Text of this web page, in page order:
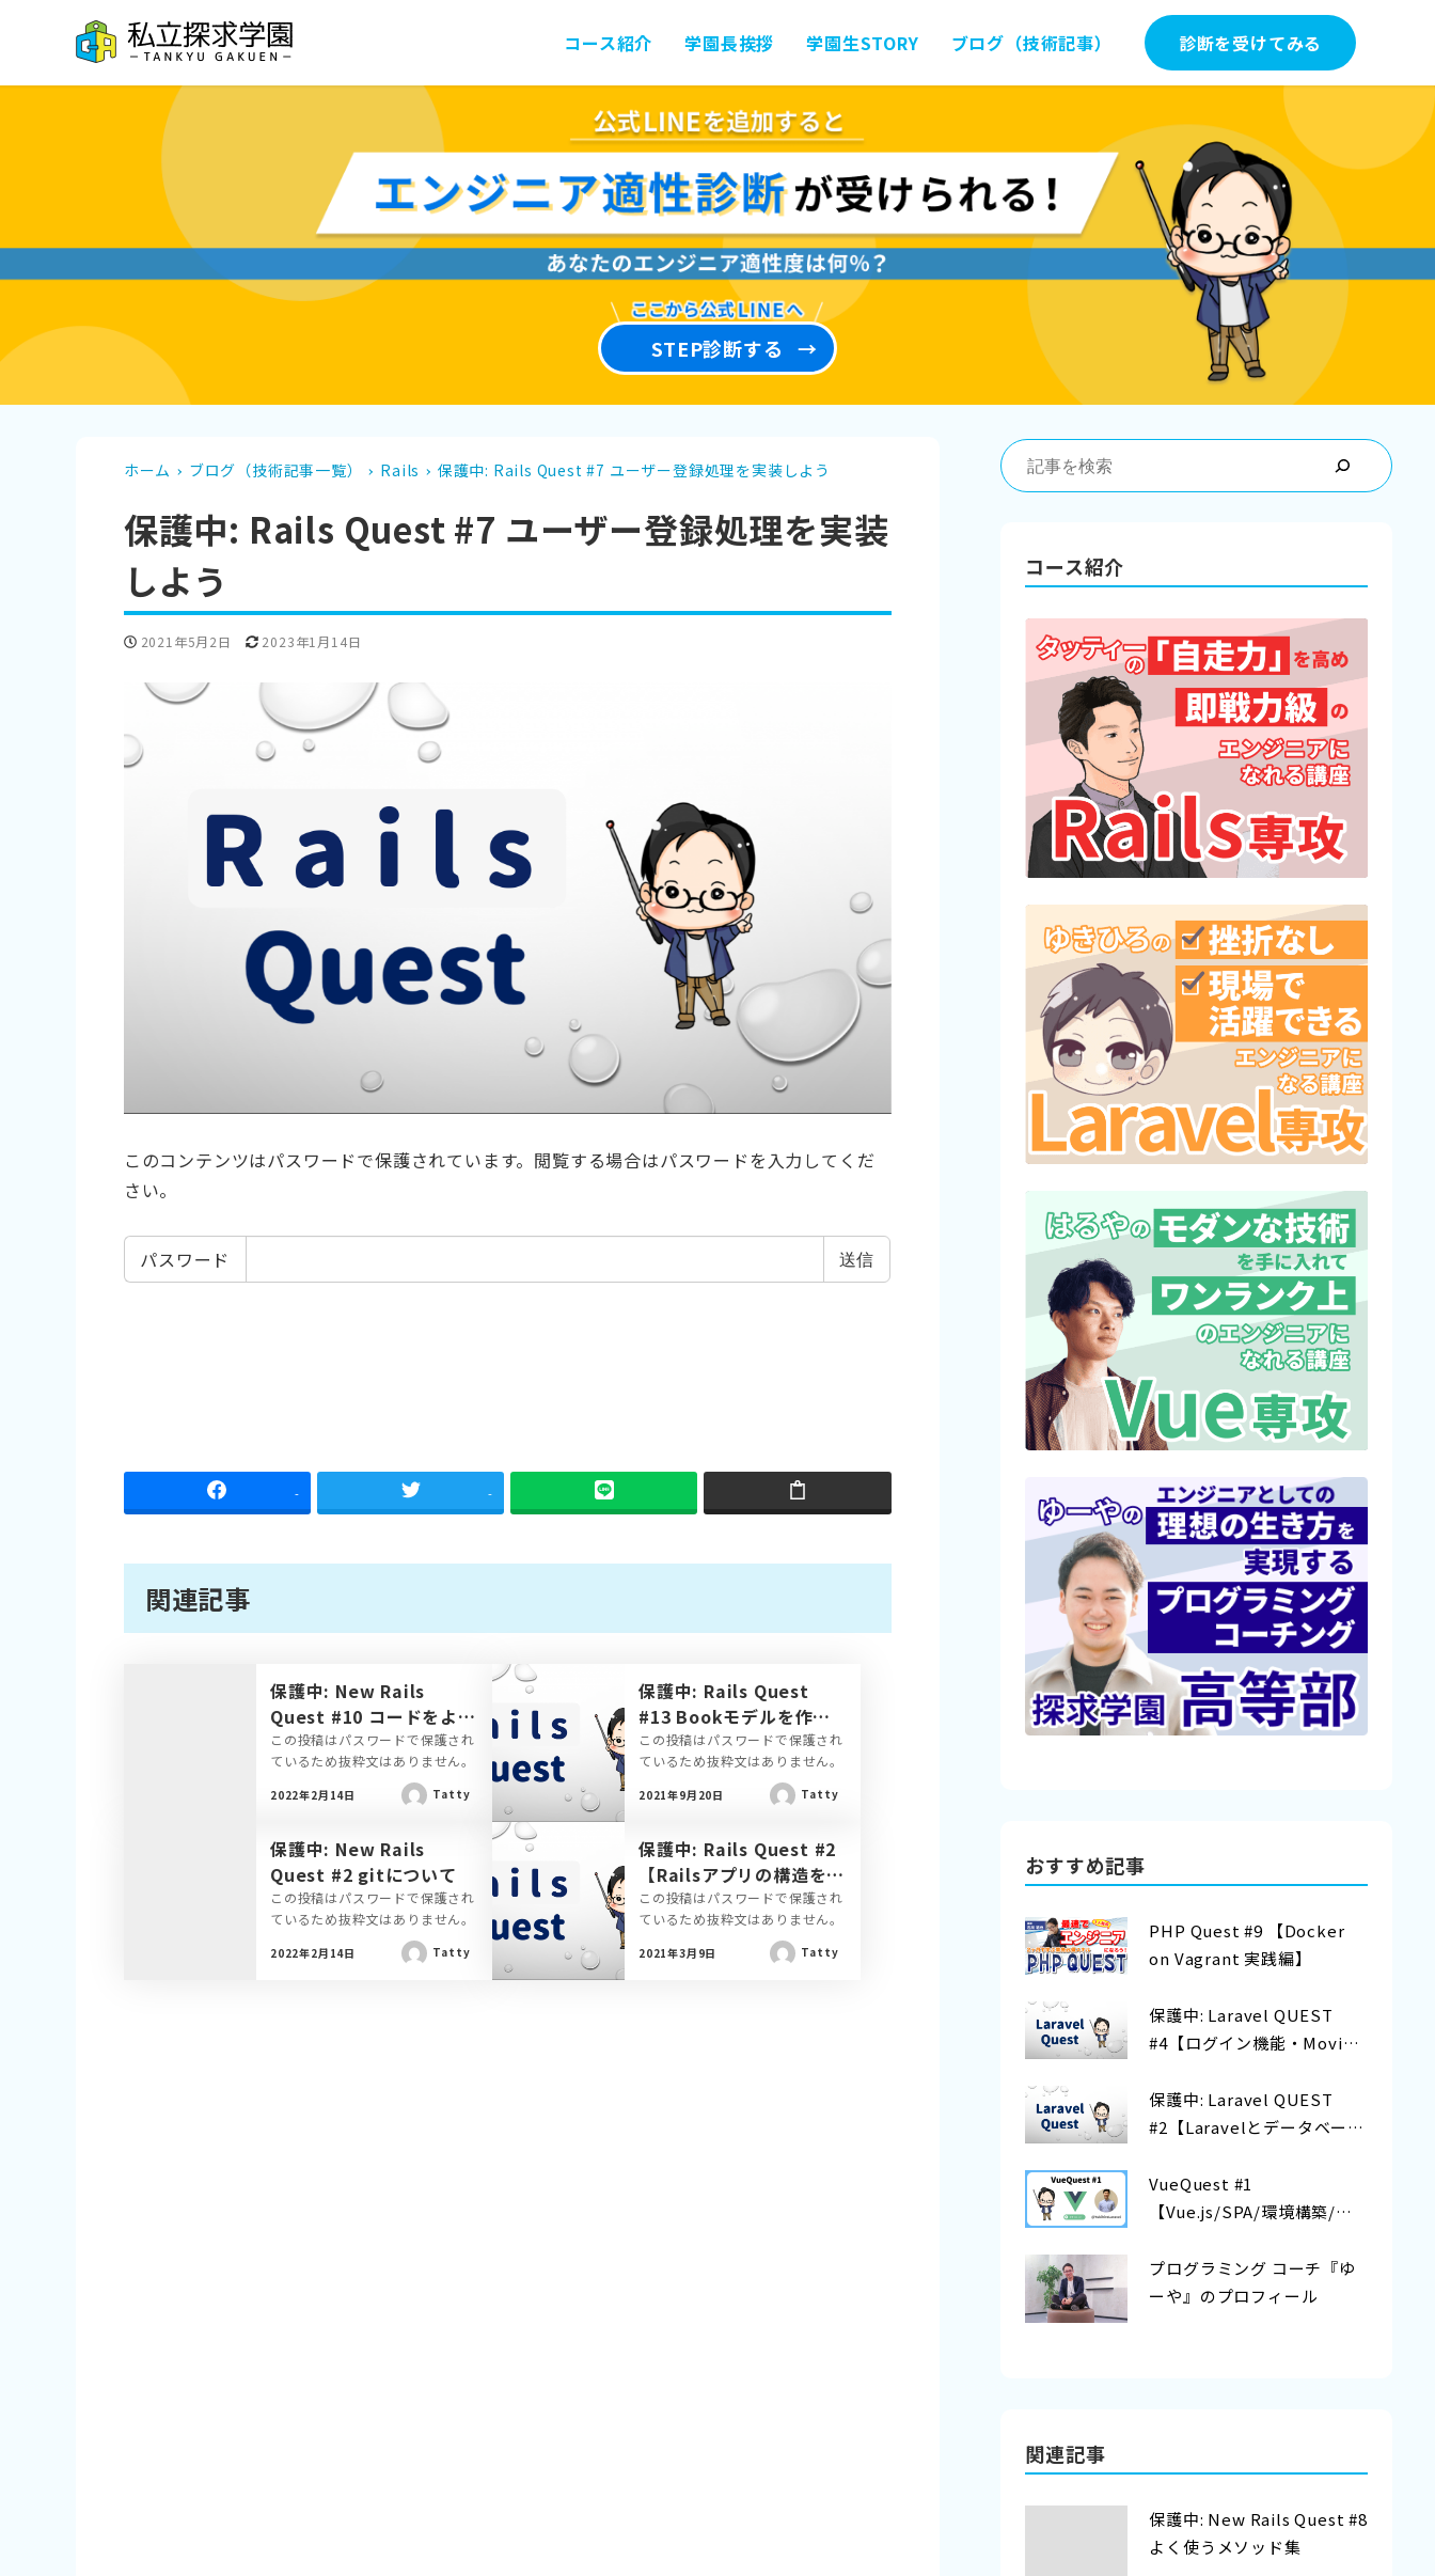
コース紹介 学園長挨拶 学園生STORY ブログ（技術記事） 診断を受けてみる
STEP診断する
ホーム ブログ（技術記事一覧） Rails 保護中: Rails Quest #7 ユーザー登録処理を実装しよう
保護中: Rails Quest #7 ユーザー登録処理を実装
しよう
投稿日
2021年5月2日 更新日
2023年1月14日
このコンテンツはパスワードで保護されています。閲覧する場合はパスワードを入力してくだ
さい。
パスワード
- -
関連記事
保護中: New Rails
Quest #10 コードをよく
しよう
この投稿はパスワードで保護され
ているため抜粋文はありません。
Tatty
2022年2月14日
保護中: Rails Quest
#13 Bookモデルを作ろ
う
この投稿はパスワードで保護され
ているため抜粋文はありません。
Tatty
2021年9月20日
保護中: New Rails
Quest #2 gitについて
この投稿はパスワードで保護され
ているため抜粋文はありません。
Tatty
2022年2月14日
保護中: Rails Quest #2
【Railsアプリの構造を把
握しよう】
この投稿はパスワードで保護され
ているため抜粋文はありません。
Tatty
2021年3月9日
コース紹介
おすすめ記事
PHP Quest #9 【Docker
on Vagrant 実践編】
保護中: Laravel QUEST
#4【ログイン機能・Movie
保護中: Laravel QUEST
#2【Laravelとデータベース
築】
VueQuest #1
【Vue.js/SPA/環境構築/双
とは？】
プログラミング コーチ『ゆ
ーや』のプロフィール
関連記事
保護中: New Rails Quest #8
よく使うメソッド集